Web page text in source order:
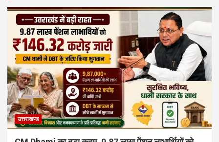
उत्तराखण्ड